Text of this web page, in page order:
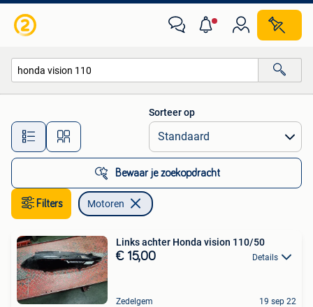
Alle afstanden…
Sorteer op
Bewaar je zoekopdracht
Filters Motoren
Links achter Honda vision 110/50
€ 15,00 Details
Zedelgem 19 sep 22